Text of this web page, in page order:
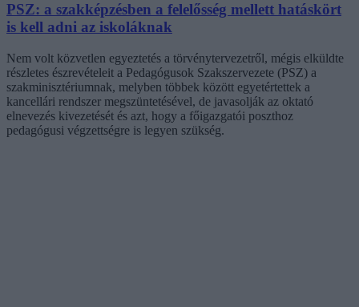
PSZ: a szakképzésben a felelősség mellett hatáskört
is kell adni az iskoláknak
Nem volt közvetlen egyeztetés a törvénytervezetről, mégis elküldte
részletes észrevételeit a Pedagógusok Szakszervezete (PSZ) a
szakminisztériumnak, melyben többek között egyetértettek a
kancellári rendszer megszüntetésével, de javasolják az oktató
elnevezés kivezetését és azt, hogy a főigazgatói poszthoz
pedagógusi végzettségre is legyen szükség.